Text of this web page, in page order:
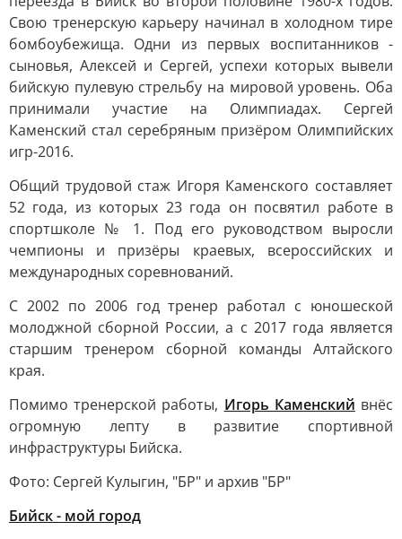
Свою тренерскую карьеру начинал в холодном тире
бомбоубежища. Одни из первых воспитанников -
сыновья, Алексей и Сергей, успехи которых вывели
бийскую пулевую стрельбу на мировой уровень. Оба
принимали участие на Олимпиадах. Сергей
Каменский стал серебряным призёром Олимпийских
игр-2016.
Общий трудовой стаж Игоря Каменского составляет
52 года, из которых 23 года он посвятил работе в
спортшколе № 1. Под его руководством выросли
чемпионы и призёры краевых, всероссийских и
международных соревнований.
С 2002 по 2006 год тренер работал с юношеской
молоджной сборной России, а с 2017 года является
старшим тренером сборной команды Алтайского
края.
Помимо тренерской работы, Игорь Каменский внёс
огромную лепту в развитие спортивной
инфраструктуры Бийска.
Фото: Сергей Кулыгин, "БР" и архив "БР"
Бийск - мой город